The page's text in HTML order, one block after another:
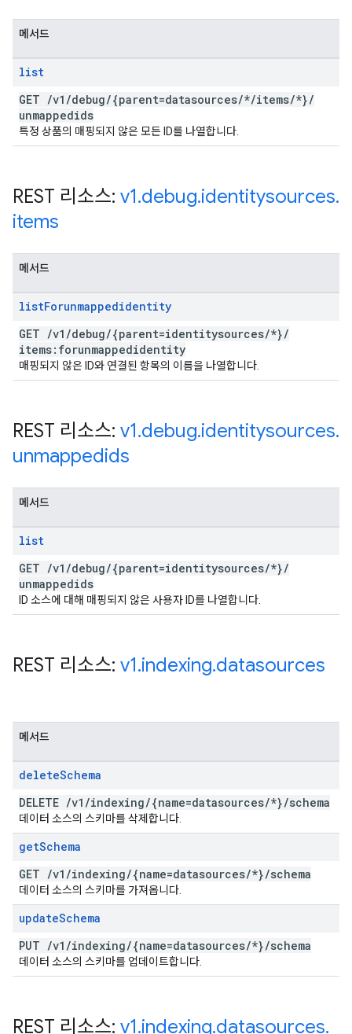
메서드
list
GET /v1 /debug/{parent=datasources/*/items/*}/
unmappedids
특정 상품의 매핑되지 않은 모든 ID를 나열합니다.
REST 리소스: v1.debug.identitysources.
items
메서드
listForunmappedidentity
GET /v1 /debug/{parent=identitysources/*}/
items:forunmappedidentity
매핑되지 않은 ID와 연결된 항목의 이름을 나열합니다.
REST 리소스: v1.debug.identitysources.
unmappedids
메서드
list
GET /v1 /debug/{parent=identitysources/*}/
unmappedids
ID 소스에 대해 매핑되지 않은 사용자 ID를 나열합니다.
REST 리소스: v1.indexing.datasources
메서드
deleteSchema
DELETE /v1 /indexing/{name=datasources/*}/schema
데이터 소스의 스키마를 삭제합니다.
getSchema
GET /v1 /indexing/{name=datasources/*}/schema
데이터 소스의 스키마를 가져옵니다.
updateSchema
PUT /v1 /indexing/{name=datasources/*}/schema
데이터 소스의 스키마를 업데이트합니다.
REST 리소스: v1.indexing.datasources.